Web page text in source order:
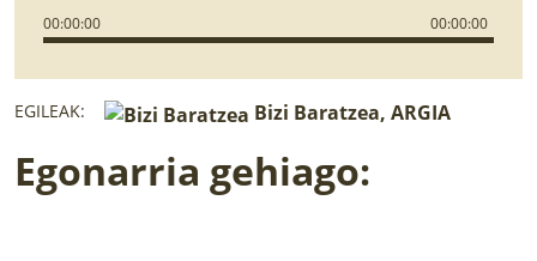
00:00:00 00:00:00
EGILEAK: Bizi Baratzea, ARGIA
Egonarria gehiago: